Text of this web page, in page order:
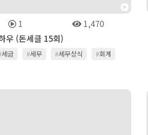
1
1,470
우 (돈세클 15회)
세금 #세무 #세무상식 #회계